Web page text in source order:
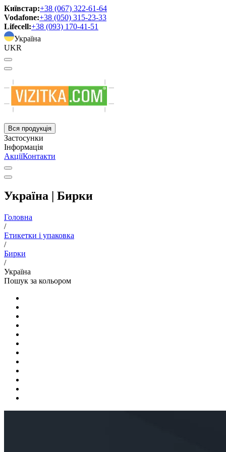
Київстар:+38 (067) 322-61-64
Vodafone:+38 (050) 315-23-33
Lifecell:+38 (093) 170-41-51
Україна
UKR
Вся продукція
Застосунки
Інформація
АкціїКонтакти
Україна | Бирки
Головна
/
Етикетки і упаковка
/
Бирки
/
Україна
Пошук за кольором